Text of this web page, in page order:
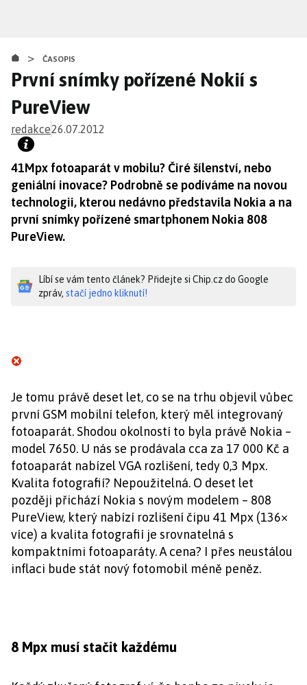
obsahu
> ČASOPIS
První snímky pořízené Nokií s
PureView
redakce26.07.2012
41Mpx fotoaparát v mobilu? Čiré šílenství, nebo
geniální inovace? Podrobně se podíváme na novou
technologii, kterou nedávno představila Nokia a na
první snímky pořízené smartphonem Nokia 808
PureView.
Líbí se vám tento článek? Přidejte si Chip.cz do Google
zpráv, stačí jedno kliknutí!
Je tomu právě deset let, co se na trhu objevil vůbec
první GSM mobilní telefon, který měl integrovaný
fotoaparát. Shodou okolností to byla právě Nokia –
model 7650. U nás se prodávala cca za 17 000 Kč a
fotoaparát nabízel VGA rozlišení, tedy 0,3 Mpx.
Kvalita fotografií? Nepoužitelná. O deset let
později přichází Nokia s novým modelem – 808
PureView, který nabízí rozlišení čipu 41 Mpx (136×
více) a kvalita fotografií je srovnatelná s
kompaktními fotoaparáty. A cena? I přes neustálou
inflaci bude stát nový fotomobil méně peněz.
8 Mpx musí stačit každému